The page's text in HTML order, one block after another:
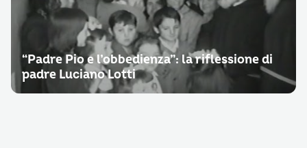
“Padre Pio e l’obbedienza”: la riflessione di
padre Luciano Lotti